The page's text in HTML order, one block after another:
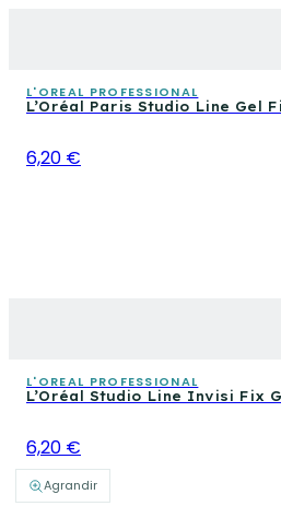
Agrandir
L'OREAL PROFESSIONAL
L’Oréal Paris Studio Line Gel
6,20 €
L'OREAL PROFESSIONAL
L’Oréal Studio Line Invisi Fix
6,20 €